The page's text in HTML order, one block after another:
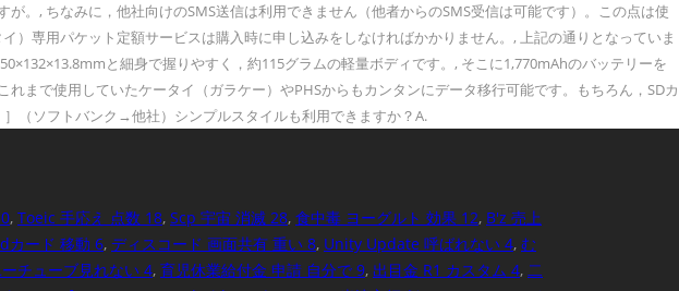
。, ちなみに，他社向けのSMS送信は利用できません（他者からのSMS受信は可能です）。この点は使
専用パケット定額サービスは購入時に申し込みをしなければかかりません。, 上記の通りとなっていま
と細身で握りやすく，約115グラムの軽量ボディです。, そこに1,770mAhのバッテリーを
まで使用していたケータイ（ガラケー）やPHSからもカンタンにデータ移行可能です。もちろん，SDカ
（ソフトバンク→他社）シンプルスタイルも利用できますか？A.
, Toeic 手応え 点数 18, Scp 宇宙 消滅 28, 食中毒 ヨーグルト 効果 12, B'z 売上
カード 移動 6, ディスコード 画面共有 重い 8, Unity Update 呼ばれない 4, む
チューブ見れない 4, 育児休業給付金 申請 自分で 9, 出目金 R1 カスタム 4, 二